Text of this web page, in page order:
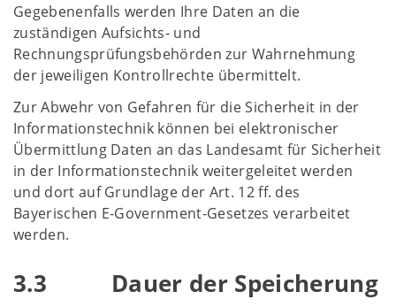
Gegebenenfalls werden Ihre Daten an die
zuständigen Aufsichts- und
Rechnungsprüfungsbehörden zur Wahrnehmung
der jeweiligen Kontrollrechte übermittelt.
Zur Abwehr von Gefahren für die Sicherheit in der
Informationstechnik können bei elektronischer
Übermittlung Daten an das Landesamt für Sicherheit
in der Informationstechnik weitergeleitet werden
und dort auf Grundlage der Art. 12 ff. des
Bayerischen E-Government-Gesetzes verarbeitet
werden.
3.3 Dauer der Speicherung